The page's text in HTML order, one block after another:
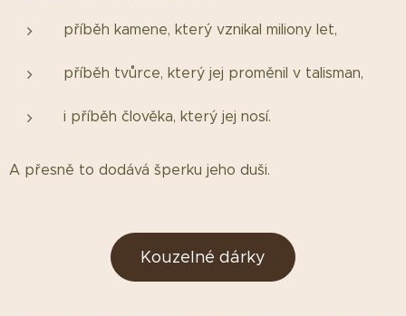
příběh kamene, který vznikal miliony let,
příběh tvůrce, který jej proměnil v talisman,
i příběh člověka, který jej nosí.
A přesně to dodává šperku jeho duši.
Kouzelné dárky